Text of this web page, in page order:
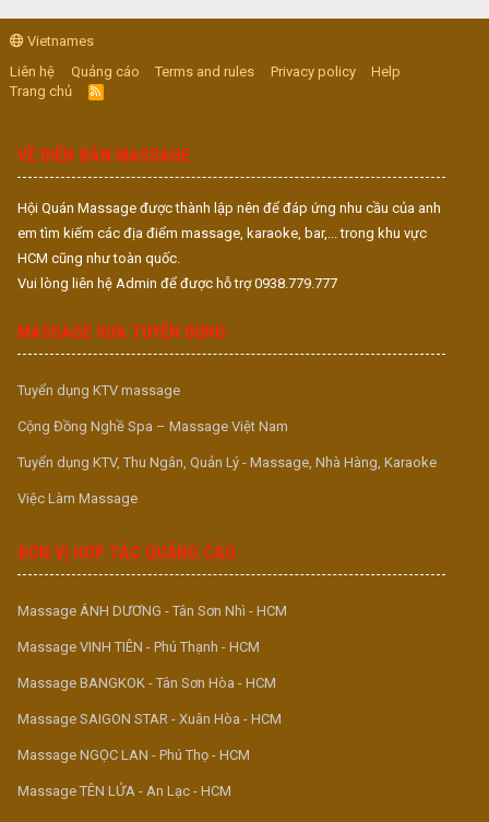
Vietnames
Liên hệ
Quảng cáo Terms and rules Privacy policy
Help
Trang chủ
R
S
VỀ DIỄN ĐÀN MASSAGE
Hội Quán Massage được thành lập nên để đáp ứng nhu cầu của anh
em tìm kiếm các địa điểm massage, karaoke, bar,... trong khu vực
HCM cũng như toàn quốc.
Vui lòng liên hệ Admin để được hỗ trợ 0938.779.777
MASSAGE VUA TUYỂN DỤNG
Tuyển dụng KTV massage
Cộng Đồng Nghề Spa – Massage Việt Nam
Tuyển dụng KTV, Thu Ngân, Quản Lý - Massage, Nhà Hàng, Karaoke
Việc Làm Massage
ĐƠN VỊ HỢP TÁC QUẢNG CÁO
Massage ÁNH DƯƠNG - Tân Sơn Nhì - HCM
Massage VINH TIÊN - Phú Thạnh - HCM
Massage BANGKOK - Tân Sơn Hòa - HCM
Massage SAIGON STAR - Xuân Hòa - HCM
Massage NGỌC LAN - Phú Thọ - HCM
Massage TÊN LỬA - An Lạc - HCM